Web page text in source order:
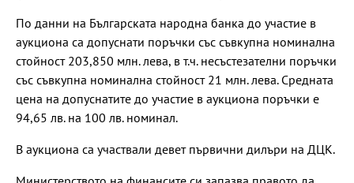
По данни на Българската народна банка до участие в
аукциона са допуснати поръчки със съвкупна номинална
стойност 203,850 млн. лева, в т.ч. несъстезателни поръчки
със съвкупна номинална стойност 21 млн. лева. Средната
цена на допуснатите до участие в аукциона поръчки е
94,65 лв. на 100 лв. номинал.
В аукциона са участвали девет първични дилъри на ДЦК.